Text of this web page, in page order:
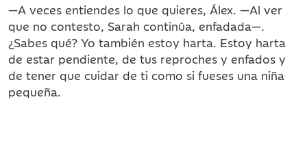
—A veces entiendes lo que quieres, Álex. —Al ver
que no contesto, Sarah continúa, enfadada—.
¿Sabes qué? Yo también estoy harta. Estoy harta
de estar pendiente, de tus reproches y enfados y
de tener que cuidar de ti como si fueses una niña
pequeña.